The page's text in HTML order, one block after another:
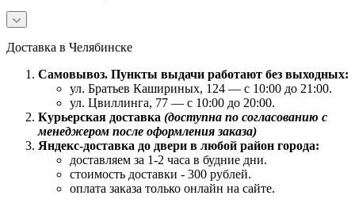
Доставка в Челябинске
Самовывоз. Пункты выдачи работают без выходных:
ул. Братьев Кашириных, 124 — с 10:00 до 21:00.
ул. Цвиллинга, 77 — с 10:00 до 20:00.
Курьерская доставка (доступна по согласованию с
менеджером после оформления заказа)
Яндекс-доставка до двери в любой район города:
доставляем за 1-2 часа в будние дни.
стоимость доставки - 300 рублей.
оплата заказа только онлайн на сайте.